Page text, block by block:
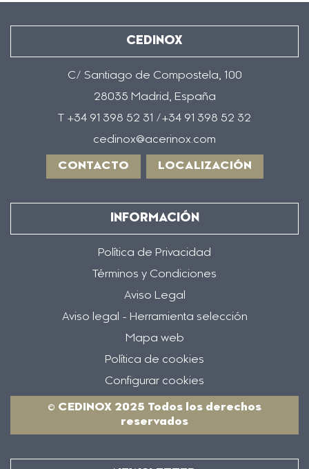
CEDINOX
C/ Santiago de Compostela, 100
28035 Madrid, España
T +34 91 398 52 31 /+34 91 398 52 32
cedinox@acerinox.com
CONTACTO LOCALIZACIÓN
INFORMACIÓN
Política de Privacidad
Términos y Condiciones
Aviso Legal
Aviso legal - Herramienta selección
Mapa web
Política de cookies
Configurar cookies
© CEDINOX 2025 Todos los derechos
reservados